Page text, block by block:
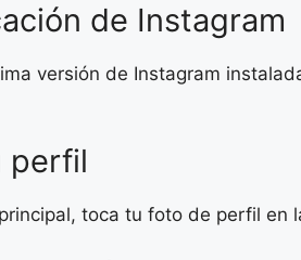
de Instagram
versión de Instagram
perfil
toca tu foto de perfil